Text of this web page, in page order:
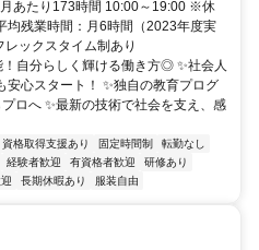
あたり173時間 10:00～19:00 ※休
残業時間：月6時間（2023年度実
ックスタイム制あり
自分らしく輝ける働き方◎ ✨社会人
心スタート！ ✨独自の教育プログ
ロへ ✨最新の技術で社会を支え、感
資格取得支援あり 固定時間制
転勤なし
経験者歓迎 有資格者歓迎
研修あり
長期休暇あり 服装自由